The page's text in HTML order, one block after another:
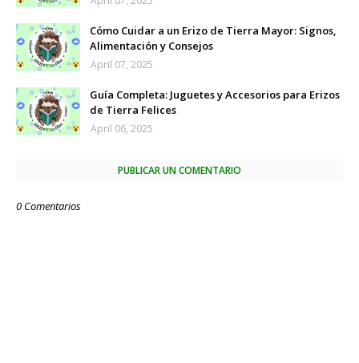
Cómo Cuidar a un Erizo de Tierra Mayor: Signos,
Alimentación y Consejos
April 07, 2025
Guía Completa: Juguetes y Accesorios para Erizos
de Tierra Felices
April 06, 2025
PUBLICAR UN COMENTARIO
0 Comentarios